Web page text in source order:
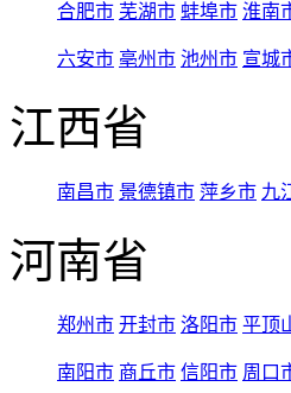
合肥市 芜湖市 蚌埠市 淮南
六安市 亳州市 池州市 宣城
江西省
南昌市 景德镇市 萍乡市 九
河南省
郑州市 开封市 洛阳市 平顶
南阳市 商丘市 信阳市 周口